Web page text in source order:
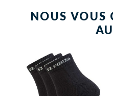
NOUS VOUS